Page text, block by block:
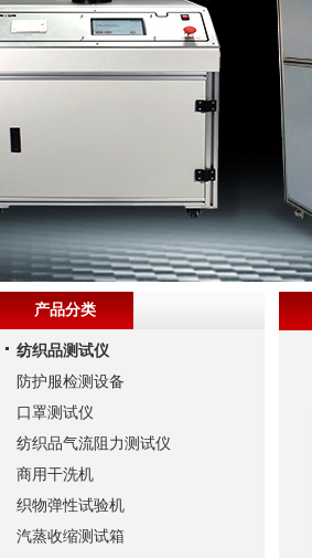
产品分类
纺织品测试仪
防护服检测设备
口罩测试仪
纺织品气流阻力测试仪
商用干洗机
织物弹性试验机
汽蒸收缩测试箱